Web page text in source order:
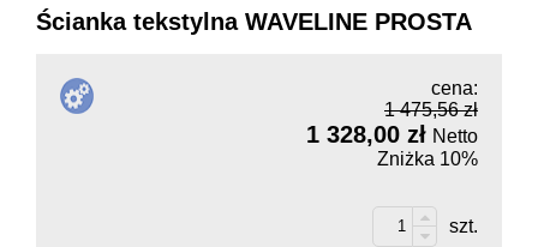
Ścianka tekstylna WAVELINE PROSTA
cena:
1 475,56 zł
1 328,00 zł Netto
Zniżka 10%
szt.